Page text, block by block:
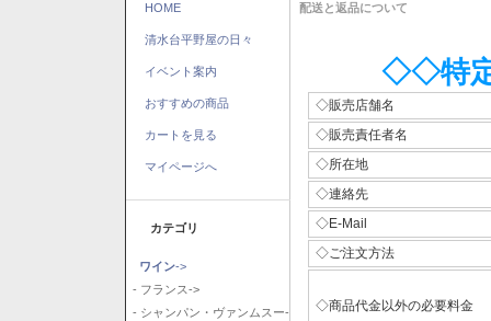
HOME
清水台平野屋の日々
イベント案内
おすすめの商品
カートを見る
マイページへ
カテゴリ
ワイン->
- フランス->
- シャンパン・ヴァンムスー-
配送と返品について
◇◇特
◇販売店舗名
◇販売責任者名
◇所在地
◇連絡先
◇E-Mail
◇ご注文方法
◇商品代金以外の必要料金